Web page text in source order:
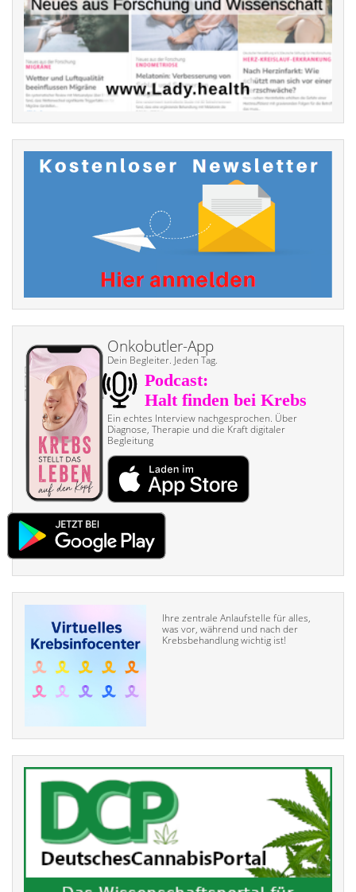
Onkobutler-App
Dein Begleiter. Jeden Tag.
Ein echtes Interview nach­gesprochen. Über
Diagnose, Therapie und die Kraft digitaler
Begleitung
Ihre zentrale Anlaufstelle für alles,
was vor, während und nach der
Krebsbehandlung wichtig ist!